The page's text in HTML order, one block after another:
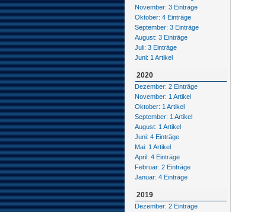
November: 3 Einträge
Oktober: 4 Einträge
September: 3 Einträge
August: 3 Einträge
Juli: 3 Einträge
Juni: 1 Artikel
2020
Dezember: 2 Einträge
November: 1 Artikel
Oktober: 1 Artikel
September: 1 Artikel
August: 1 Artikel
Juni: 4 Einträge
Mai: 1 Artikel
April: 4 Einträge
Februar: 2 Einträge
Januar: 4 Einträge
2019
Dezember: 2 Einträge